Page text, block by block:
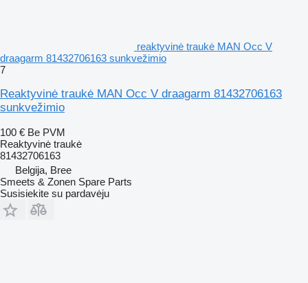
reaktyvinė traukė MAN Occ V
draagarm 81432706163 sunkvežimio
7
Reaktyvinė traukė MAN Occ V draagarm 81432706163
sunkvežimio
100 € Be PVM
Reaktyvinė traukė
81432706163
Belgija, Bree
Smeets & Zonen Spare Parts
Susisiekite su pardavėju